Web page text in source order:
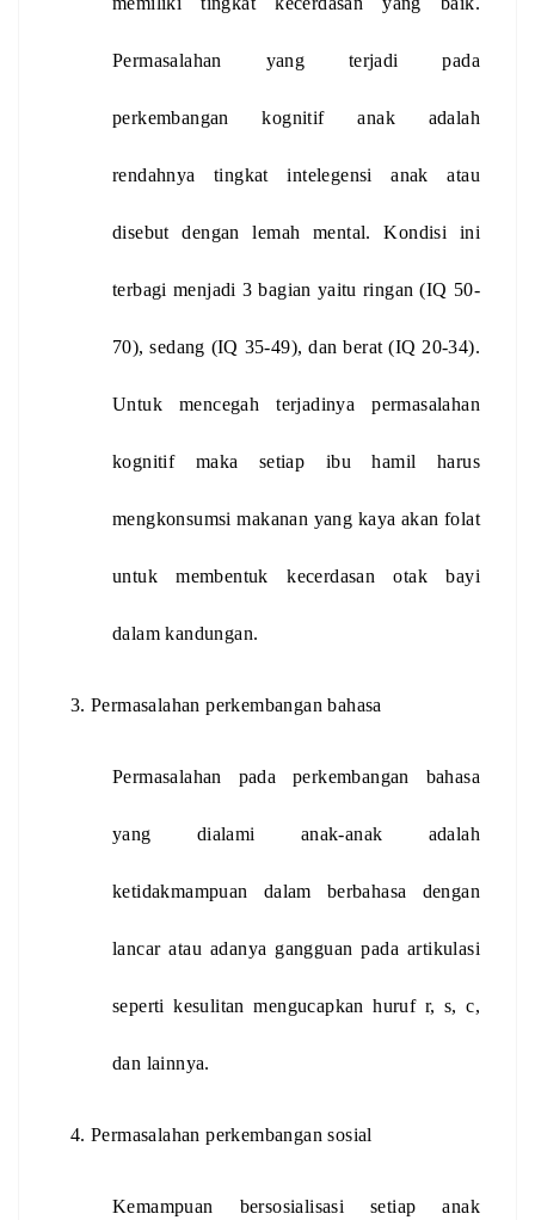
Permasalahan yang terjadi pada
perkembangan kognitif anak adalah
rendahnya tingkat intelegensi anak atau
disebut dengan lemah mental. Kondisi ini
terbagi menjadi 3 bagian yaitu ringan (IQ 50-
70), sedang (IQ 35-49), dan berat (IQ 20-34).
Untuk mencegah terjadinya permasalahan
kognitif maka setiap ibu hamil harus
mengkonsumsi makanan yang kaya akan folat
untuk membentuk kecerdasan otak bayi
dalam kandungan.
Permasalahan perkembangan bahasa
Permasalahan pada perkembangan bahasa
yang dialami anak-anak adalah
ketidakmampuan dalam berbahasa dengan
lancar atau adanya gangguan pada artikulasi
seperti kesulitan mengucapkan huruf r, s, c,
dan lainnya.
Permasalahan perkembangan sosial
Kemampuan bersosialisasi setiap anak